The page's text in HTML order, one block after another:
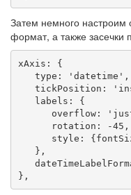
Затем немного настроим
формат, а также засечки
xAxis: {
},